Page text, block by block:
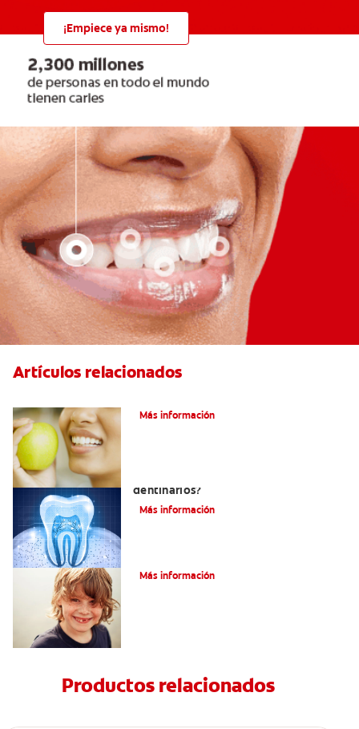
¡Empiece ya mismo!
Artículos relacionados
Más información
dentinarios?
Más información
Más información
Productos relacionados